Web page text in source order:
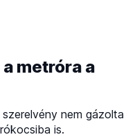
metróra a
nem gázolta
is.